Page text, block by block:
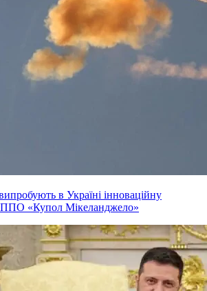
випробують в Україні інноваційну
ППО «Купол Мікеланджело»